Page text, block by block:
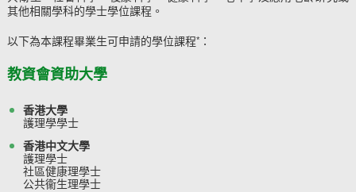
其他相關學科的學士學位課程。
以下為本課程畢業生可申請的學位課程* ：
教資會資助大學
香港大學
護理學學士
香港中文大學
護理學士
社區健康理學士
公共衞生理學士